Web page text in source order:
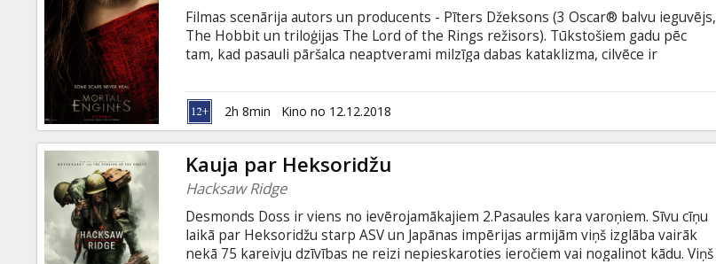
Filmas scenārija autors un producents - Pīters Džeksons (3 Oscar® balvu ieguvējs,
The Hobbit un triloģijas The Lord of the Rings režisors). Tūkstošiem gadu pēc
tam, kad pasauli pāršalca neaptverami milzīga dabas kataklizma, cilvēce ir
megapoles, burtiski ‘apēdot’ savā ceļā sastaptās mazās pilsētas. Toms dzīvo
diženās Londonas zemākajā slānī, un katra jauna diena šeit viņam ir cīņa par
izdzīvošanu. Kādu dienu viņš satiek Esteri – bīstamu dumpinieci, kura bēguļo no
likuma pārstāvjiem.
2h 8min Kino no 12.12.2018
Kauja par Heksoridžu
Hacksaw Ridge
Desmonds Doss ir viens no ievērojamākajiem 2.Pasaules kara varoņiem. Sīvu cīņu
laikā par Heksoridžu starp ASV un Japānas impērijas armijām viņš izglāba vairāk
nekā 75 kareivju dzīvības ne reizi nepieskaroties ieročiem vai nogalinot kādu. Viņš